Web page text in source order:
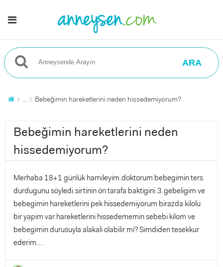
ARA
... Bebeğimin hareketlerini neden hissedemiyorum?
Bebeğimin hareketlerini neden
hissedemiyorum?
Merhaba 18+1 günlük hamileyim.doktorum bebegimin ters
durdugunu söyledi.sirtinin ön tarafa baktigini.3.gebeligim ve
bebegimin hareketlerini pek hissedemiyorum birazda kilolu
bir yapim var.hareketlerini hissedememin sebebi kilom ve
bebegimin durusuyla alakali olabilir mi? Simdiden tesekkur
ederim....